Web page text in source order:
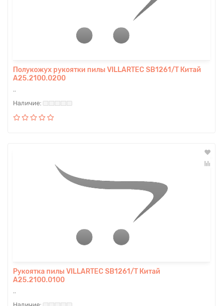
Полукожух рукоятки пилы VILLARTEC SB1261/T Китай
A25.2100.0200
..
Рукоятка пилы VILLARTEC SB1261/T Китай
A25.2100.0100
..